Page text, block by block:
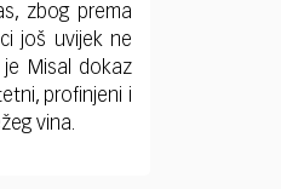
zbog prema
još uvijek ne
Misal dokaz
profinjeni i
vina.